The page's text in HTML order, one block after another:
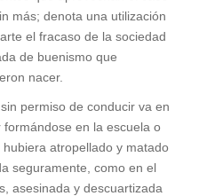
más; denota una utilización
el fracaso de la sociedad
de buenismo que
nacer.
permiso de conducir va en
en la escuela o
atropellado y matado
seguramente, como en el
asesinada y descuartizada